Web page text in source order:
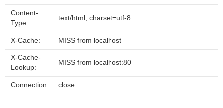
Content-
Type:
text/html; charset=utf-8
X-Cache: MISS from localhost
X-Cache-
Lookup:
MISS from localhost:80
Connection: close